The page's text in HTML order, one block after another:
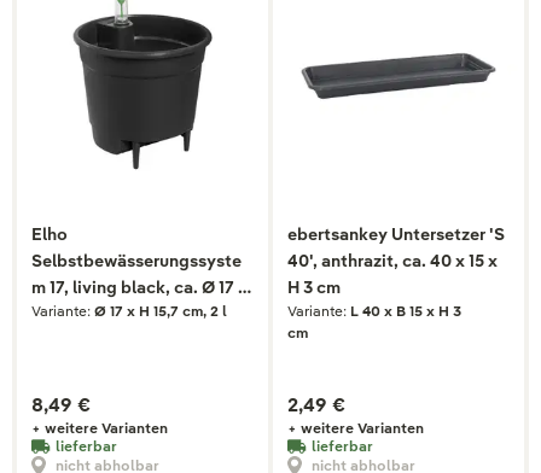
Elho
Selbstbewässerungssyste
m 17, living black, ca. Ø 17 x
H 15,8 cm
Variante: Ø 17 x H 15,7 cm, 2 l
8,49 €
+ weitere Varianten
lieferbar
nicht abholbar
ebertsankey Untersetzer 'S
40', anthrazit, ca. 40 x 15 x
H 3 cm
Variante: L 40 x B 15 x H 3
cm
2,49 €
+ weitere Varianten
lieferbar
nicht abholbar